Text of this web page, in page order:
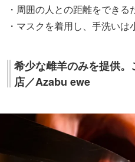
・周囲の人との距離をでき
・マスクを着用し、手洗いは
希少な雌羊のみを提供
店／Azabu ewe